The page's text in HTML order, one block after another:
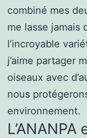
combiné mes
me lasse jamais
l’incroyable
j’aime partager
oiseaux avec
nous
environnement.
L’ANANPA